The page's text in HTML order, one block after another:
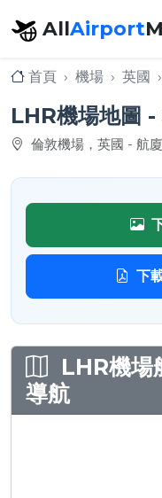
AllAirport
首頁 機場 英國
LHR機場地圖 -
倫敦機場，英國 - 航
下
LHR機場
導航